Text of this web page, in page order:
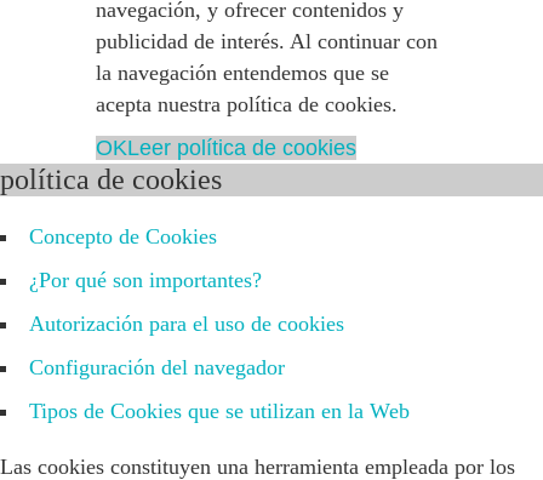
navegación, y ofrecer contenidos y
publicidad de interés. Al continuar con
la navegación entendemos que se
acepta nuestra política de cookies.
OKLeer política de cookies
política de cookies
Concepto de Cookies
¿Por qué son importantes?
Autorización para el uso de cookies
Configuración del navegador
Tipos de Cookies que se utilizan en la Web
Las cookies constituyen una herramienta empleada por los